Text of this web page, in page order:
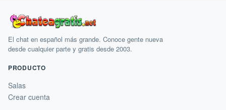
El chat en español más grande. Conoce gente nueva
desde cualquier parte y gratis desde 2003.
PRODUCTO
Salas
Crear cuenta